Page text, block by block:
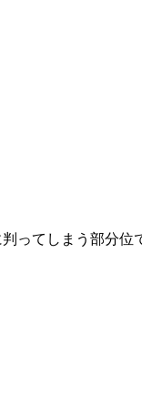
ってしまう部分位